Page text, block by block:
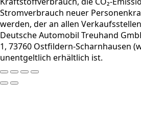
Stromverbrauch neuer
werden, der an allen
Deutsche Automobil Treuhand
1, 73760 Ostfildern-Scharnhausen
unentgeltlich erhältlich ist.